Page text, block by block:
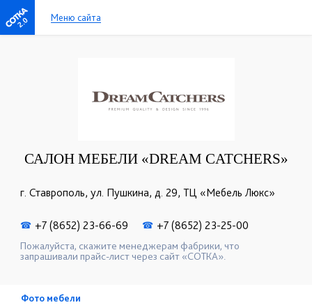
2.0 Меню сайта
САЛОН МЕБЕЛИ «DREAM CATCHERS»
г. Ставрополь, ул. Пушкина, д. 29, ТЦ «Мебель Люкс»
☎ +7 (8652) 23-66-69 ☎ +7 (8652) 23-25-00
Пожалуйста, скажите менеджерам фабрики, что
запрашивали прайс-лист через сайт «СОТКА».
Фото мебели